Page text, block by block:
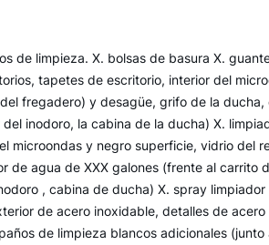
de limpieza. X. bolsas de basura X.
tapetes de escritorio, interior del
fregadero) y desagüe, grifo de la
inodoro, la cabina de la ducha) X.
microondas y negro superficie, vidrio del
de agua de XXX galones (frente al carrito
, cabina de ducha) X. spray
de acero inoxidable, detalles de
de limpieza blancos adicionales (junto